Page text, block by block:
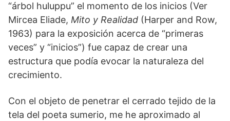
“árbol huluppu” el momento de los inicios (Ver
Mircea Eliade, Mito y Realidad (Harper and Row,
1963) para la exposición acerca de “primeras
veces” y “inicios”) fue capaz de crear una
estructura que podía evocar la naturaleza del
crecimiento.
Con el objeto de penetrar el cerrado tejido de la
tela del poeta sumerio, me he aproximado al